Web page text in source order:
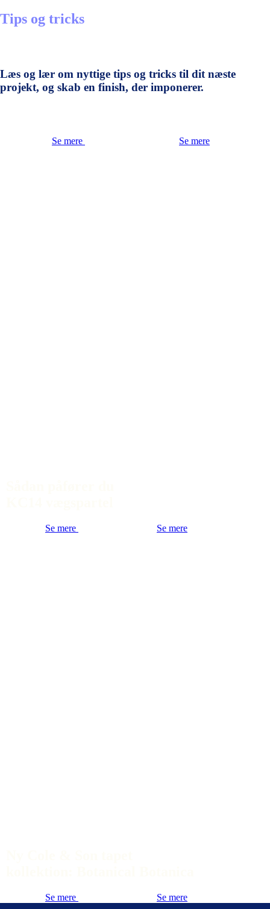
Tips og tricks
Læs og lær om nyttige tips og tricks til dit næste
projekt, og skab en finish, der imponerer.
Se mere Se mere
Se mere Se mere
Se mere Se mere